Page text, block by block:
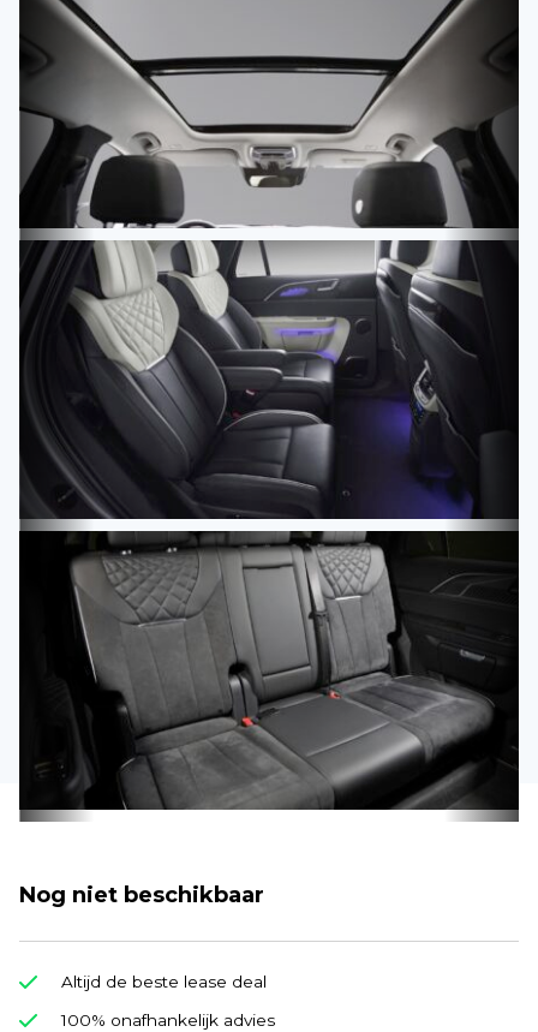
Nog niet beschikbaar
Altijd de beste lease deal
100% onafhankelijk advies